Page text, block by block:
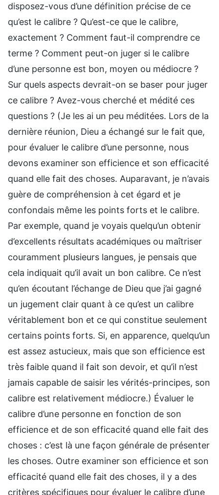
disposez-vous d’une définition précise de ce
qu’est le calibre ? Qu’est-ce que le calibre,
exactement ? Comment faut-il comprendre ce
terme ? Comment peut-on juger si le calibre
d’une personne est bon, moyen ou médiocre ?
Sur quels aspects devrait-on se baser pour juger
ce calibre ? Avez-vous cherché et médité ces
questions ? (Je les ai un peu méditées. Lors de la
dernière réunion, Dieu a échangé sur le fait que,
pour évaluer le calibre d’une personne, nous
devons examiner son efficience et son efficacité
quand elle fait des choses. Auparavant, je n’avais
guère de compréhension à cet égard et je
confondais même les points forts et le calibre.
Par exemple, quand je voyais quelqu’un obtenir
d’excellents résultats académiques ou maîtriser
couramment plusieurs langues, je pensais que
cela indiquait qu’il avait un bon calibre. Ce n’est
qu’en écoutant l’échange de Dieu que j’ai gagné
un jugement clair quant à ce qu’est un calibre
véritablement bon et ce qui constitue seulement
certains points forts. Si, en apparence, quelqu’un
est assez astucieux, mais que son efficience est
très faible quand il fait son devoir, et qu’il n’est
jamais capable de saisir les vérités-principes, son
calibre est relativement médiocre.) Évaluer le
calibre d’une personne en fonction de son
efficience et de son efficacité quand elle fait des
choses : c’est là une façon générale de présenter
les choses. Outre examiner son efficience et son
efficacité quand elle fait des choses, il y a des
critères spécifiques pour évaluer le calibre d’une